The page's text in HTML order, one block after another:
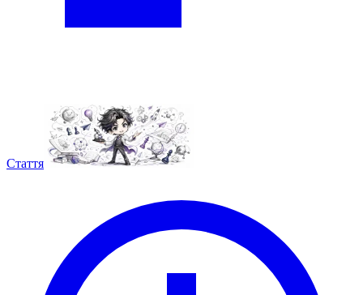
Стаття